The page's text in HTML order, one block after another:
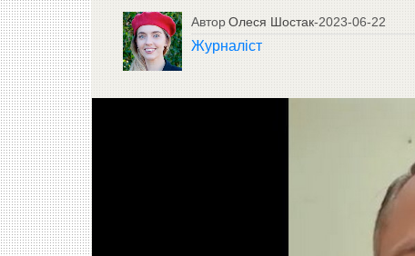
Автор Олеся Шостак-2023-06-22
Журналіст